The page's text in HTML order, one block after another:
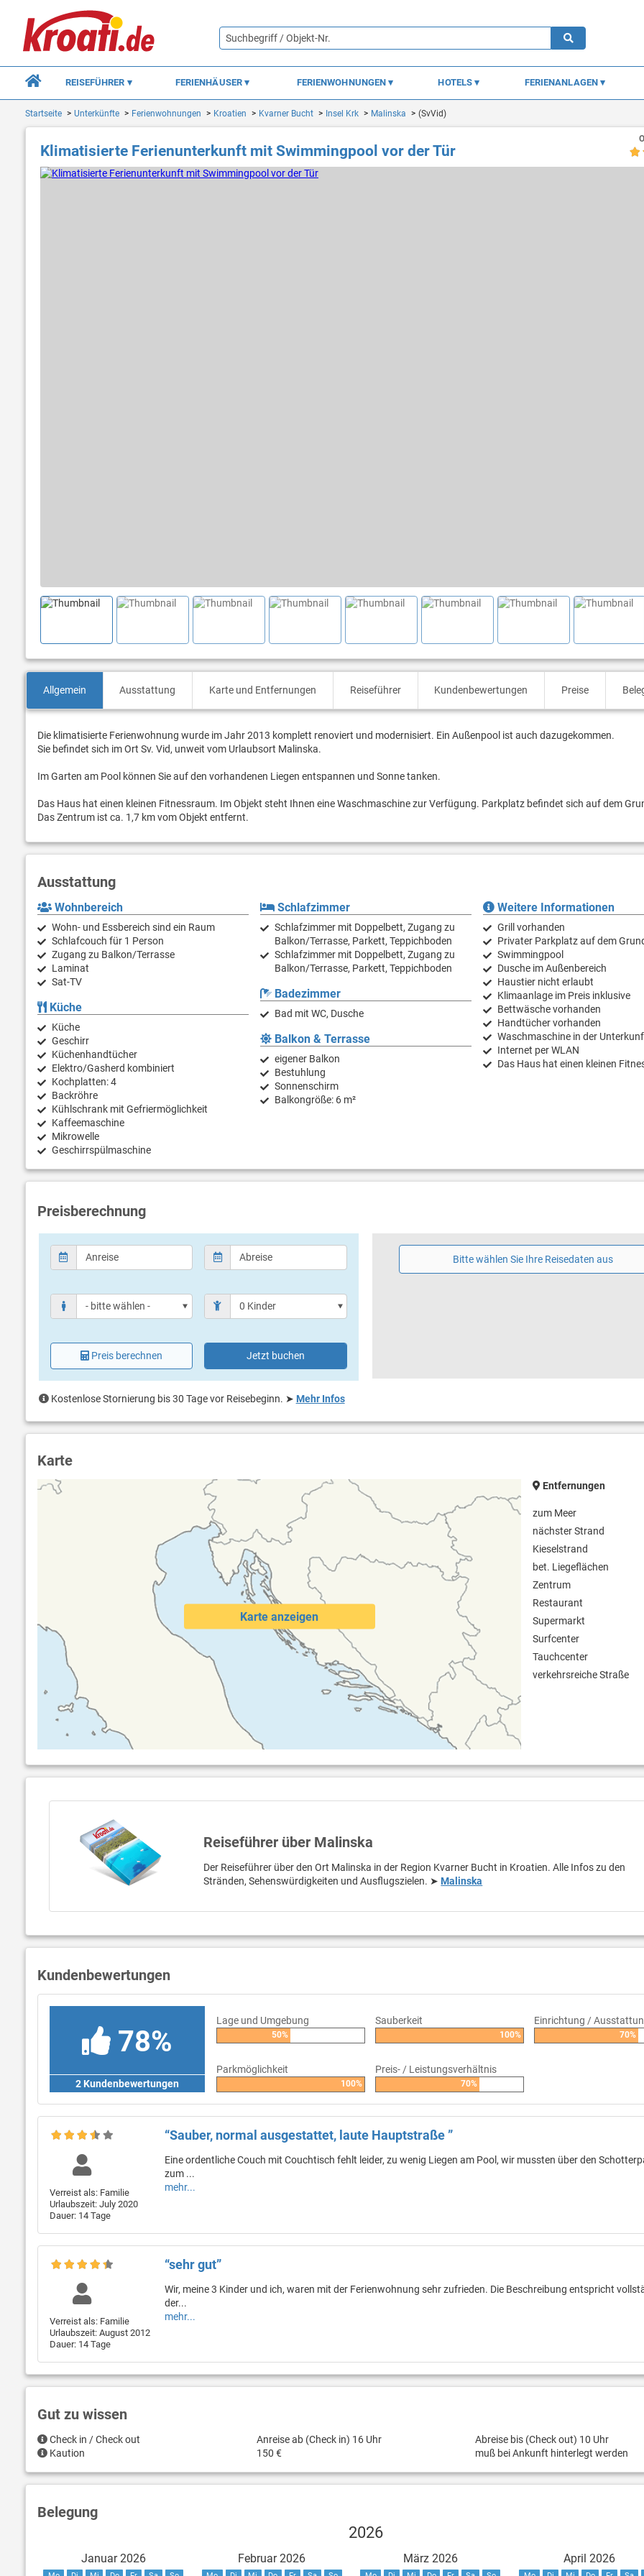
REISEFÜHRER FERIENHÄUSER FERIENWOHNUNGEN HOTELS FERIENANLAGEN
Startseite Unterkünfte Ferienwohnungen Kroatien Kvarner Bucht Insel Krk Malinska (SvVid)
Klimatisierte Ferienunterkunft mit Swimmingpool vor der Tür
Allgemein Ausstattung Karte und Entfernungen Reiseführer Kundenbewertungen Preise
Die klimatisierte Ferienwohnung wurde im Jahr 2013 komplett renoviert und modernisiert. Ein Außenpool ist auch dazugekommen.
Sie befindet sich im Ort Sv. Vid, unweit vom Urlaubsort Malinska.
Im Garten am Pool können Sie auf den vorhandenen Liegen entspannen und Sonne tanken.
Das Haus hat einen kleinen Fitnessraum. Im Objekt steht Ihnen eine Waschmaschine zur Verfügung. Parkplatz befindet sich auf dem
Das Zentrum ist ca. 1,7 km vom Objekt entfernt.
Ausstattung
Wohnbereich
Wohn- und Essbereich sind ein Raum
Schlafcouch für 1 Person
Zugang zu Balkon/Terrasse
Laminat
Sat-TV
Küche
Küche
Geschirr
Küchenhandtücher
Elektro/Gasherd kombiniert
Kochplatten: 4
Backröhre
Kühlschrank mit Gefriermöglichkeit
Kaffeemaschine
Mikrowelle
Geschirrspülmaschine
Schlafzimmer
Schlafzimmer mit Doppelbett, Zugang zu
Balkon/Terrasse, Parkett, Teppichboden
Schlafzimmer mit Doppelbett, Zugang zu
Balkon/Terrasse, Parkett, Teppichboden
Badezimmer
Bad mit WC, Dusche
Balkon & Terrasse
eigener Balkon
Bestuhlung
Sonnenschirm
Balkongröße: 6 m²
Weitere Informationen
Grill vorhanden
Privater Parkplatz auf dem
Swimmingpool
Dusche im Außenbereich
Haustier nicht erlaubt
Klimaanlage im Preis inklusive
Bettwäsche vorhanden
Handtücher vorhanden
Waschmaschine in der
Internet per WLAN
Das Haus hat einen kleinen
Preisberechnung
Preis berechnen Jetzt buchen
Kostenlose Stornierung bis 30 Tage vor Reisebeginn. ➤ Mehr Infos
Bitte wählen Sie Ihre Reisedaten aus
Karte
Karte anzeigen
Entfernungen
zum Meer
nächster Strand
Kieselstrand
bet. Liegeflächen
Zentrum
Restaurant
Supermarkt
Surfcenter
Tauchcenter
verkehrsreiche Straße
Reiseführer über Malinska
Der Reiseführer über den Ort Malinska in der Region Kvarner Bucht in Kroatien. Alle Infos zu den
Stränden, Sehenswürdigkeiten und Ausflugszielen. ➤ Malinska
Kundenbewertungen
78%
2 Kundenbewertungen
Lage und Umgebung
50%
Sauberkeit
100%
Einrichtung /
70%
Parkmöglichkeit
100%
Preis- / Leistungsverhältnis
70%
Verreist als: Familie
Urlaubszeit: July 2020
Dauer: 14 Tage
“Sauber, normal ausgestattet, laute Hauptstraße ”
Eine ordentliche Couch mit Couchtisch fehlt leider, zu wenig Liegen am Pool, wir mussten über den
zum ...
mehr...
Verreist als: Familie
Urlaubszeit: August 2012
Dauer: 14 Tage
“sehr gut”
Wir, meine 3 Kinder und ich, waren mit der Ferienwohnung sehr zufrieden. Die Beschreibung entspricht
der...
mehr...
Gut zu wissen
Check in / Check out Anreise ab (Check in) 16 Uhr
Abreise bis (Check out) 10 Uhr
Kaution
150 € muß bei Ankunft hinterlegt werden
Belegung
2026
Januar 2026 Februar 2026 März 2026 April 2026